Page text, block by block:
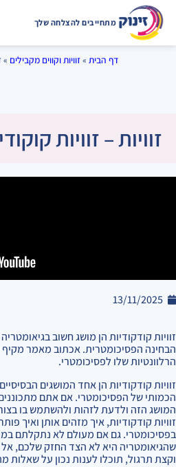
מתחייבים להצלחה שלך
דף הבית »זוויות וקווים מקבילים »
זוויות – זוויות
13/11/2025
זוויות קודקודיות הן מושג חשוב
הבחינה הפסיכומטרית. אכתוב מאמר
הרלוונטיות שלו לפסיכומטרי.
זוויות קודקודיות הן אחד המושגים
הכמותי של הפסיכומטרי. אם אתם
המושג הזה ולדעת לזהות ולהשתמש בו
זוויות קודקודיות, איך מזהים אותן ואיך
בפסיכומטרי. גם אם מעולם לא נתקלתם
שהגיאומטריה היא לא הצד החזק שלכם,
וקצת תרגול, תוכלו לענות נכון על שאלות